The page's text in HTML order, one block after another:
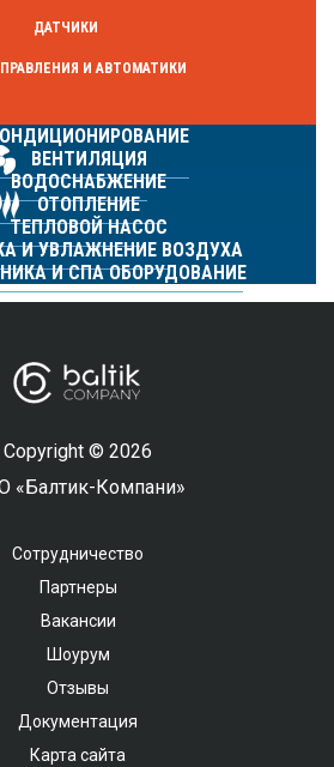
ДАТЧИКИ
И АВТОМАТИКИ
ВЕНТИЛЯЦИЯ
ВОДОСНАБЖЕНИЕ
ОТОПЛЕНИЕ
ТЕПЛОВОЙ НАСОС
И УВЛАЖНЕНИЕ ВОЗДУХА
И СПА ОБОРУДОВАНИЕ
Copyright © 2026
«Балтик-Компани»
Сотрудничество
Партнеры
Вакансии
Шоурум
Отзывы
Документация
Карта сайта